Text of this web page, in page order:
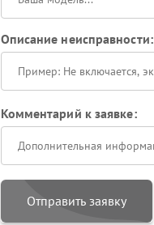
Описание неисправности:
Комментарий к заявке:
Отправить заявку